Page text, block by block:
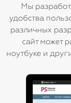
Мы
удобства
различных
сайт может
ноутбуке и